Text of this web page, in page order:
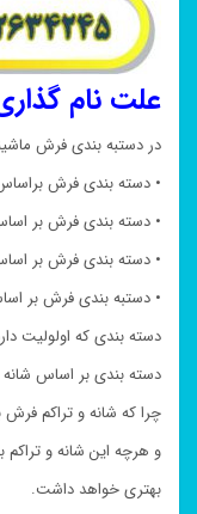
علت نام گذاری
در دستبه بندی فرش
• دسته بندی فرش
• دسته بندی فرش بر
• دسته بندی فرش بر
• دستبه بندی فرش بر
دسته بندی که اولولیت
دسته بندی بر اساس
چرا که شانه و تراکم
و هرچه این شانه و
بهتری خواهد داشت.